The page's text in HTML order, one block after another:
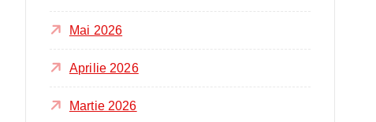
Mai 2026
Aprilie 2026
Martie 2026